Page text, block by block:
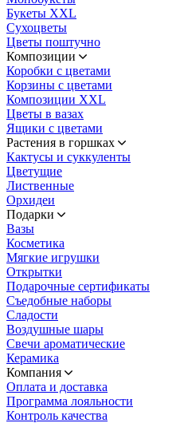
Букеты XXL
Сухоцветы
Цветы поштучно
Композиции
Коробки с цветами
Корзины с цветами
Композиции XXL
Цветы в вазах
Ящики с цветами
Растения в горшках
Кактусы и суккуленты
Цветущие
Лиственные
Орхидеи
Подарки
Вазы
Косметика
Мягкие игрушки
Открытки
Подарочные сертификаты
Съедобные наборы
Сладости
Воздушные шары
Свечи ароматические
Керамика
Компания
Оплата и доставка
Программа лояльности
Контроль качества